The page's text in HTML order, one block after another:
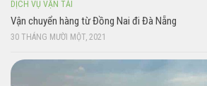
DỊCH VỤ VẬN TẢI
Vận chuyển hàng từ Đồng Nai đi Đà Nẵng
30 THÁNG MƯỜI MỘT, 2021